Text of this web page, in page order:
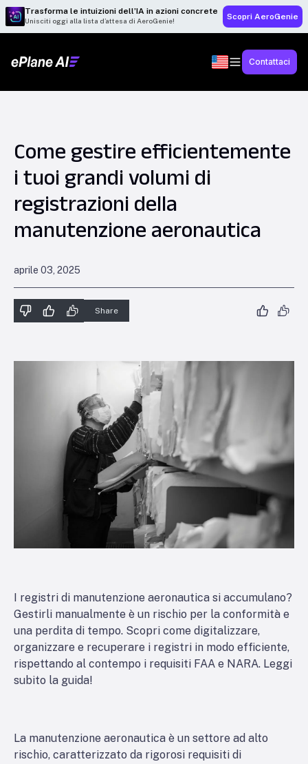
Trasforma le intuizioni dell’IA in azioni concrete
Unisciti oggi alla lista d’attesa di AeroGenie! Scopri AeroGenie
Contattaci
Come gestire efficientemente
i tuoi grandi volumi di
registrazioni della
manutenzione aeronautica
aprile 03, 2025
Share
I registri di manutenzione aeronautica si accumulano?
Gestirli manualmente è un rischio per la conformità e
una perdita di tempo. Scopri come digitalizzare,
organizzare e recuperare i registri in modo efficiente,
rispettando al contempo i requisiti FAA e NARA. Leggi
subito la guida!
La manutenzione aeronautica è un settore ad alto
rischio, caratterizzato da rigorosi requisiti di